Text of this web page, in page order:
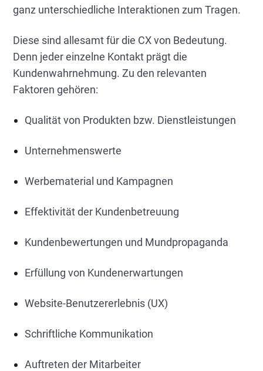
ganz unterschiedliche Interaktionen zum Tragen.
Diese sind allesamt für die CX von Bedeutung.
Denn jeder einzelne Kontakt prägt die
Kundenwahrnehmung. Zu den relevanten
Faktoren gehören:
Qualität von Produkten bzw. Dienstleistungen
Unternehmenswerte
Werbematerial und Kampagnen
Effektivität der Kundenbetreuung
Kundenbewertungen und Mundpropaganda
Erfüllung von Kundenerwartungen
Website-Benutzererlebnis (UX)
Schriftliche Kommunikation
Auftreten der Mitarbeiter